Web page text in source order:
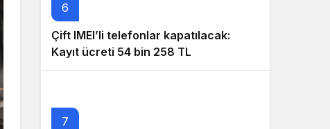
6
Çift IMEI’li telefonlar kapatılacak:
Kayıt ücreti 54 bin 258 TL
7